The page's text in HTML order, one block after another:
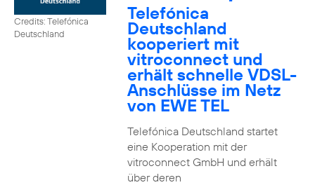
Credits: Telefónica
Deutschland
Telefónica
Deutschland
kooperiert mit
vitroconnect und
erhält schnelle VDSL-
Anschlüsse im Netz
von EWE TEL
Telefónica Deutschland startet
eine Kooperation mit der
vitroconnect GmbH und erhält
über deren